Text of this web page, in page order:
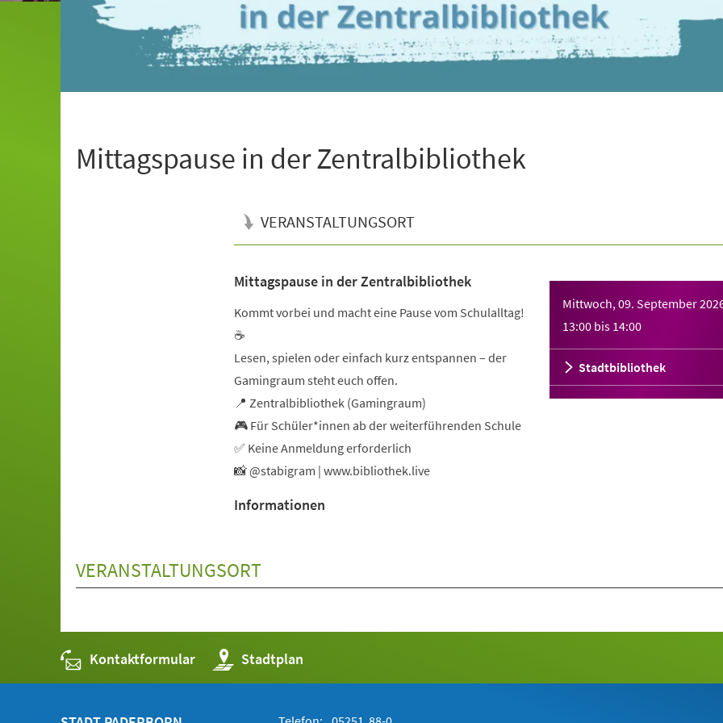
Mittagspause in der Zentralbibliothek
VERANSTALTUNGSORT
Mittwoch, 09. September
13:00 bis 14:00
Stadtbibliothek
Mittagspause in der Zentralbibliothek
Kommt vorbei und macht eine Pause vom Schulalltag!
☕
Lesen, spielen oder einfach kurz entspannen – der
Gamingraum steht euch offen.
📍 Zentralbibliothek (Gamingraum)
🎮 Für Schüler*innen ab der weiterführenden Schule
✅ Keine Anmeldung erforderlich
📸 @stabigram | www.bibliothek.live
Informationen
VERANSTALTUNGSORT
Kontaktformular Stadtplan
(Öffnet
in
einem